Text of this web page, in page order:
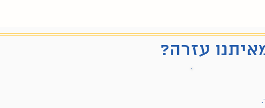
עזרה?